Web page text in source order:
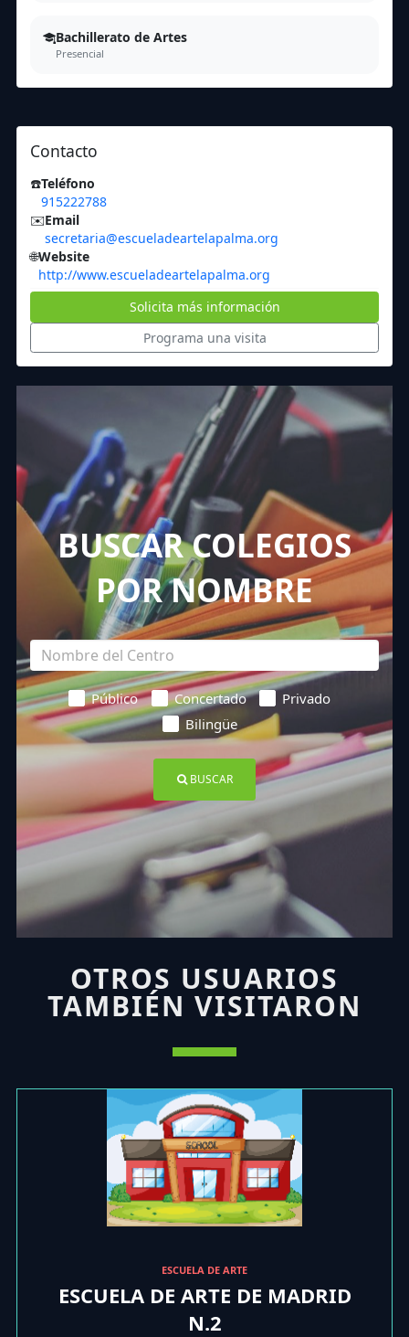
Bachillerato de Artes
Presencial
Contacto
☎️Teléfono
915222788
✉️Email
secretaria@escueladeartelapalma.org
🌐Website
http://www.escueladeartelapalma.org
Solicita más información
Programa una visita
BUSCAR COLEGIOS
POR NOMBRE
Público Concertado
Privado
Bilingüe
BUSCAR
OTROS USUARIOS
TAMBIÉN VISITARON
ESCUELA DE ARTE
ESCUELA DE ARTE DE MADRID
N.2